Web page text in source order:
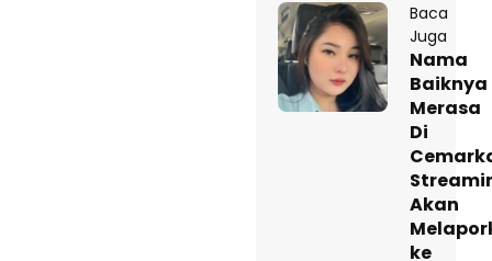
Baca
Juga
Nama
Baiknya
Merasa
Di
Akan
ke